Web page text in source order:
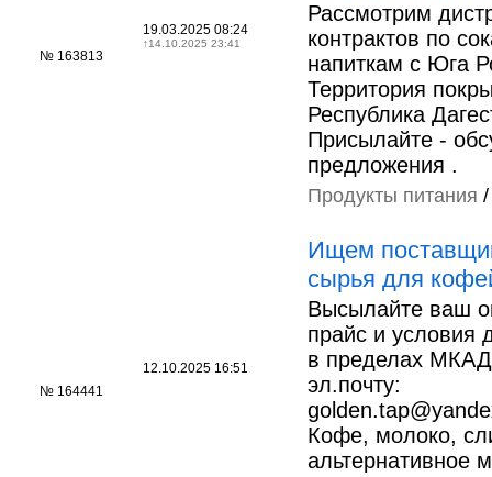
№ 163813
19.03.2025 08:24
↑14.10.2025 23:41
Рассмотрим
контрактов по
напиткам с Юга
Территория
Республика
Присылайте -
предложения .
Продукты питания
№ 164441
12.10.2025 16:51
Ищем
сырья для
Высылайте ваш
прайс и условия
в пределах
эл.почту:
Кофе, молоко,
альтернативное